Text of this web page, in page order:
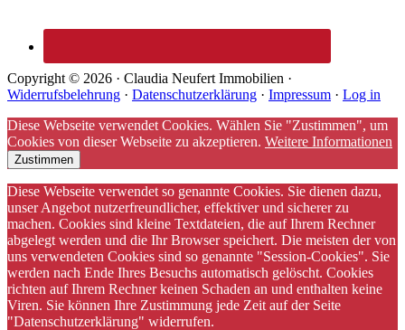
Copyright © 2026 · Claudia Neufert Immobilien ·
Widerrufsbelehrung · Datenschutzerklärung · Impressum · Log in
Diese Webseite verwendet Cookies. Wählen Sie "Zustimmen", um
Cookies von dieser Webseite zu akzeptieren. Weitere Informationen
Zustimmen
Diese Webseite verwendet so genannte Cookies. Sie dienen dazu,
unser Angebot nutzerfreundlicher, effektiver und sicherer zu
machen. Cookies sind kleine Textdateien, die auf Ihrem Rechner
abgelegt werden und die Ihr Browser speichert. Die meisten der von
uns verwendeten Cookies sind so genannte "Session-Cookies". Sie
werden nach Ende Ihres Besuchs automatisch gelöscht. Cookies
richten auf Ihrem Rechner keinen Schaden an und enthalten keine
Viren. Sie können Ihre Zustimmung jede Zeit auf der Seite
"Datenschutzerklärung" widerrufen.